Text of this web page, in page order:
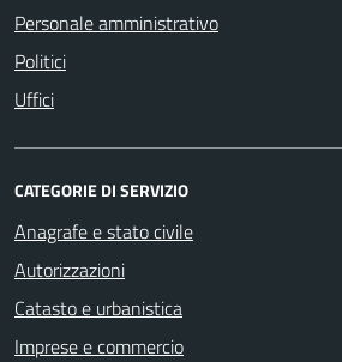
Personale amministrativo
Politici
Uffici
CATEGORIE DI SERVIZIO
Anagrafe e stato civile
Autorizzazioni
Catasto e urbanistica
Imprese e commercio